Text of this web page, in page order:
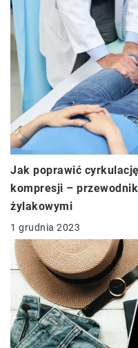
Jak poprawić
kompresji –
żylakowymi
1 grudnia 2023